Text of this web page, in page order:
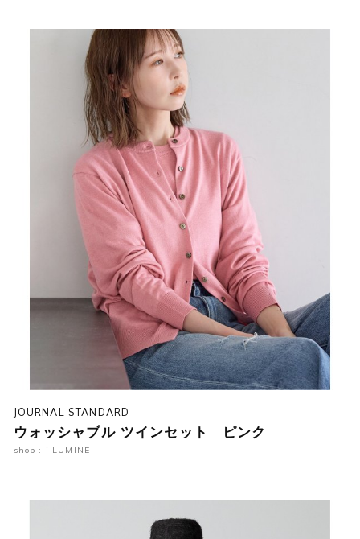
JOURNAL STANDARD
ウォッシャブル ツインセット ピンク
shop : i LUMINE